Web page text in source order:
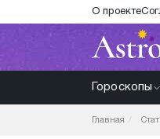
О проекте
Гороскопы
Главная